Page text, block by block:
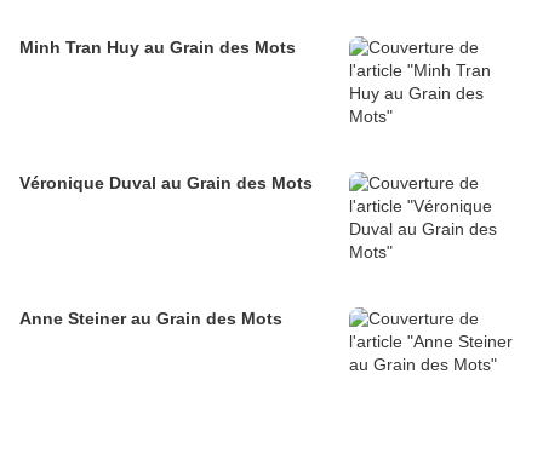
Minh Tran Huy au Grain des Mots
Véronique Duval au Grain des Mots
Anne Steiner au Grain des Mots